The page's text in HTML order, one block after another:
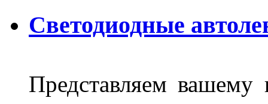
Светодиодные
Представляем